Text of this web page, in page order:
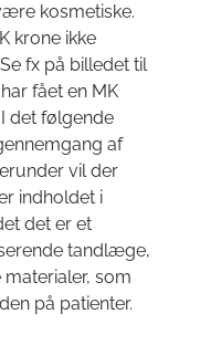
kosmetiske.
krone ikke
fx på billedet til
fået en MK
det følgende
af
vil der
indholdet i
det er et
tandlæge,
som
på patienter.